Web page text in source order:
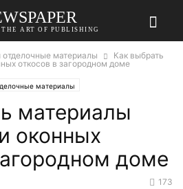
ART OF PUBLISHING
материалы
Как выбрать
откосов в загородном доме
материалы
материалы
оконных
доме
173